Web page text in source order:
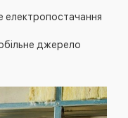
електропостачання
джерело